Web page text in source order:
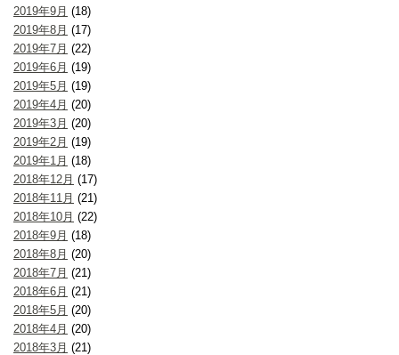
2019年9月 (18)
2019年8月 (17)
2019年7月 (22)
2019年6月 (19)
2019年5月 (19)
2019年4月 (20)
2019年3月 (20)
2019年2月 (19)
2019年1月 (18)
2018年12月 (17)
2018年11月 (21)
2018年10月 (22)
2018年9月 (18)
2018年8月 (20)
2018年7月 (21)
2018年6月 (21)
2018年5月 (20)
2018年4月 (20)
2018年3月 (21)